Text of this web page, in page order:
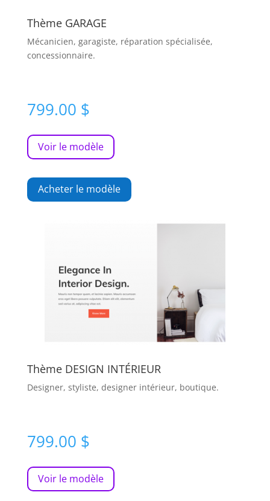
Thème GARAGE
Mécanicien, garagiste, réparation spécialisée,
concessionnaire.
799.00 $
Voir le modèle
Acheter le modèle
Thème DESIGN INTÉRIEUR
Designer, styliste, designer intérieur, boutique.
799.00 $
Voir le modèle